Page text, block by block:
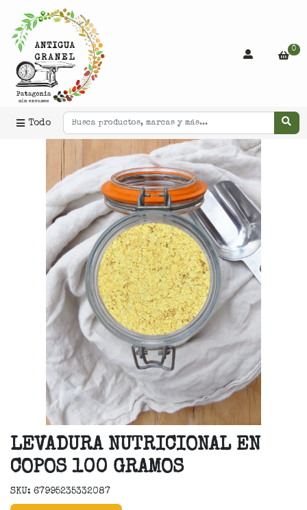
Todo
0
LEVADURA NUTRICIONAL EN
COPOS 100 GRAMOS
SKU: 67995235332087